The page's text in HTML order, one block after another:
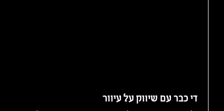
די כבר עם שיווק על עיוור